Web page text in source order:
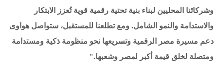
وشركائنا المحليين لبناء بنية تحتية رقمية قوية تُعزز الابتكار
والاستدامة والنمو الشامل. ومع تطلعنا للمستقبل، ستواصل هواوى
دعم مسيرة مصر الرقمية وتسريعها نحو منظومة ذكية ومستدامة
ومتصلة لخلق قيمة أكبر لمصر وشعبها."